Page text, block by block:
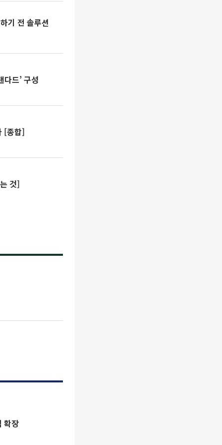
기 전 솔루션
드’ 구성
[종합]
것]
본격 확장